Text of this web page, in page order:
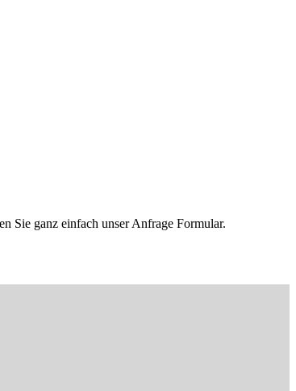
Sie ganz einfach unser Anfrage Formular.